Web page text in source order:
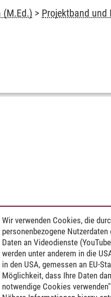
> Projektband und
Wir verwenden Cookies, die
personenbezogene
Daten an Videodienste
werden unter anderem in die
in den USA, gemessen an EU-
Möglichkeit, dass Ihre Daten
notwendige Cookies